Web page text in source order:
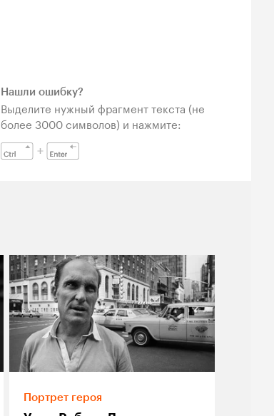
Нашли ошибку?
Выделите нужный фрагмент текста (не
более 3000 символов) и нажмите:
Портрет героя